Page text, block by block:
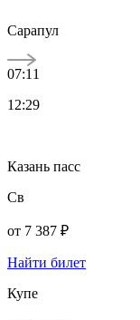
Сарапул
07:11
12:29
Казань пасс
Св
от 7 387 ₽
Найти билет
Купе